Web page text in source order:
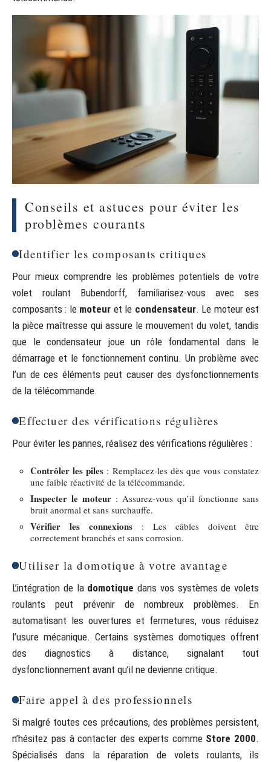
Conseils et astuces pour éviter les
problèmes courants
Identifier les composants critiques
Pour mieux comprendre les problèmes potentiels de votre
volet roulant Bubendorff, familiarisez-vous avec ses
composants : le moteur et le condensateur. Le moteur est
la pièce maîtresse qui assure le mouvement du volet, tandis
que le condensateur joue un rôle fondamental dans le
démarrage et le fonctionnement continu. Un problème avec
l’un de ces éléments peut causer des dysfonctionnements
de la télécommande.
Effectuer des vérifications régulières
Pour éviter les pannes, réalisez des vérifications régulières :
Contrôler les piles : Remplacez-les dès que vous constatez
une faible réactivité de la télécommande.
Inspecter le moteur : Assurez-vous qu’il fonctionne sans
bruit anormal et sans surchauffe.
Vérifier les connexions : Les câbles doivent être
correctement branchés et sans corrosion.
Utiliser la domotique à votre avantage
L’intégration de la domotique dans vos systèmes de volets
roulants peut prévenir de nombreux problèmes. En
automatisant les ouvertures et fermetures, vous réduisez
l’usure mécanique. Certains systèmes domotiques offrent
des diagnostics à distance, signalant tout
dysfonctionnement avant qu’il ne devienne critique.
Faire appel à des professionnels
Si malgré toutes ces précautions, des problèmes persistent,
n’hésitez pas à contacter des experts comme Store 2000.
Spécialisés dans la réparation de volets roulants, ils